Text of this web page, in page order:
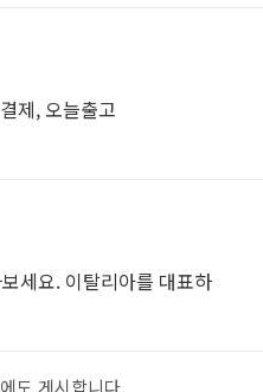
제, 오늘출고
세요. 이탈리아를 대표하
도 게시합니다.